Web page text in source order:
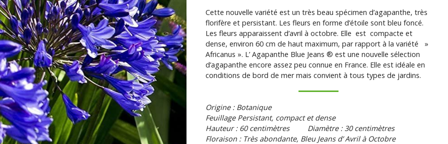
Cette nouvelle variété est un très beau spécimen d’agapanthe, très
florifère et persistant. Les fleurs en forme d’étoile sont bleu foncé.
Les fleurs apparaissent d’avril à octobre. Elle est compacte et
dense, environ 60 cm de haut maximum, par rapport à la variété »
Africanus ». L’ Agapanthe Blue Jeans ® est une nouvelle sélection
d’agapanthe encore assez peu connue en France. Elle est idéale en
conditions de bord de mer mais convient à tous types de jardins.
Origine : Botanique
Feuillage Persistant, compact et dense
Hauteur : 60 centimètres Diamètre : 30 centimètres
Floraison : Très abondante, Bleu Jeans d’ Avril à Octobre